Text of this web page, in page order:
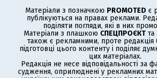
Матеріали з позначкою PROMOTED є
публікуються на правах реклами.
поділяти погляди, які в них
Матеріали з плашкою СПЕЦПРОЄКТ та
також є рекламними, проте редакція
підготовці цього контенту і поділяє
цих матеріалах.
Редакція не несе відповідальності за
судження, оприлюднені у рекламних